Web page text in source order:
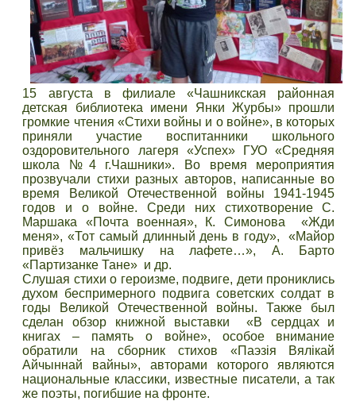
15 августа в филиале «Чашникская районная
детская библиотека имени Янки Журбы» прошли
громкие чтения «Стихи войны и о войне», в которых
приняли участие воспитанники школьного
оздоровительного лагеря «Успех» ГУО «Средняя
школа №4 г.Чашники». Во время мероприятия
прозвучали стихи разных авторов, написанные во
время Великой Отечественной войны 1941-1945
годов и о войне. Среди них стихотворение С.
Маршака «Почта военная», К. Симонова «Жди
меня», «Тот самый длинный день в году», «Майор
привёз мальчишку на лафете…», А. Барто
«Партизанке Тане» и др.
Слушая стихи о героизме, подвиге, дети прониклись
духом беспримерного подвига советских солдат в
годы Великой Отечественной войны. Также был
сделан обзор книжной выставки «В сердцах и
книгах – память о войне», особое внимание
обратили на сборник стихов «Паэзія Вялікай
Айчыннай вайны», авторами которого являются
национальные классики, известные писатели, а так
же поэты, погибшие на фронте.